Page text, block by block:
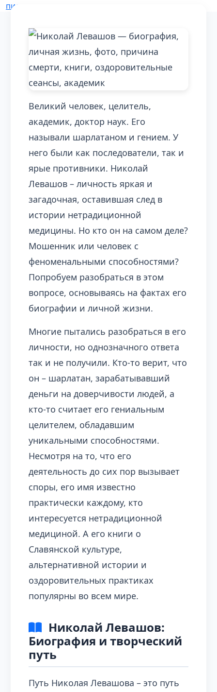
писатели
Великий человек, целитель,
академик, доктор наук. Его
называли шарлатаном и гением. У
него были как последователи, так и
ярые противники. Николай
Левашов – личность яркая и
загадочная, оставившая след в
истории нетрадиционной
медицины. Но кто он на самом деле?
Мошенник или человек с
феноменальными способностями?
Попробуем разобраться в этом
вопросе, основываясь на фактах его
биографии и личной жизни.
Многие пытались разобраться в его
личности, но однозначного ответа
так и не получили. Кто-то верит, что
он – шарлатан, зарабатывавший
деньги на доверчивости людей, а
кто-то считает его гениальным
целителем, обладавшим
уникальными способностями.
Несмотря на то, что его
деятельность до сих пор вызывает
споры, его имя известно
практически каждому, кто
интересуется нетрадиционной
медициной. А его книги о
Славянской культуре,
альтернативной истории и
оздоровительных практиках
популярны во всем мире.
Николай Левашов:
Биография и творческий
путь
Путь Николая Левашова – это путь